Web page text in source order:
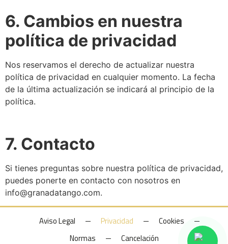
6. Cambios en nuestra
política de privacidad
Nos reservamos el derecho de actualizar nuestra
política de privacidad en cualquier momento. La fecha
de la última actualización se indicará al principio de la
política.
7. Contacto
Si tienes preguntas sobre nuestra política de privacidad,
puedes ponerte en contacto con nosotros en
info@granadatango.com.
Aviso Legal Privacidad
Cookies
Normas
Cancelación